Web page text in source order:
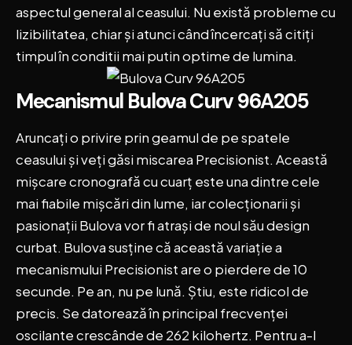
aspectul general al ceasului. Nu există probleme cu
lizibilitatea, chiar și atunci când încercați să citiți
timpul în conditii mai putin optime de lumina.
Mecanismul Bulova Curv 96A205
Aruncați o privire prin geamul de pe spatele
ceasului și veți găsi miscarea Precisionist. Această
mișcare cronografă cu cuarț este una dintre cele
mai fiabile mișcări din lume, iar colecționarii și
pasionații Bulova vor fi atrași de noul său design
curbat. Bulova susține că această variație a
mecanismului Precisionist are o pierdere de 10
secunde. Pe an, nu pe lună. Știu, este ridicol de
precis. Se datorează în principal frecvenței
oscilante crescânde de 262 kilohertz. Pentru a-l